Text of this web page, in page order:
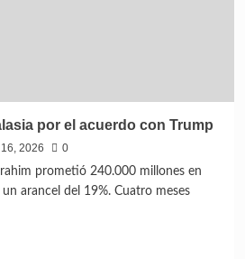
por el acuerdo con Trump
2026
0
prometió 240.000 millones en
arancel del 19%. Cuatro meses